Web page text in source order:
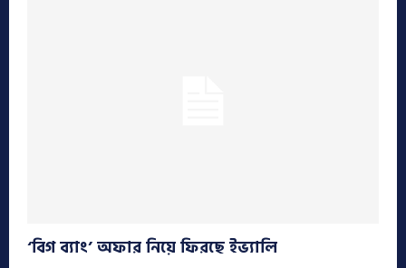
‘বিগ ব্যাং’ অফার নিয়ে ফিরছে ইভ্যালি